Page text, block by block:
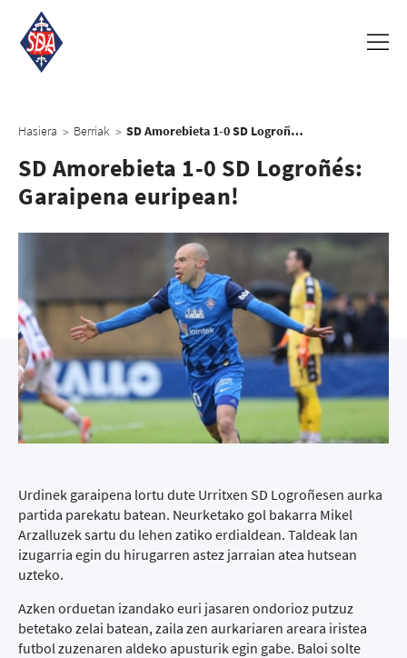
Hasiera > Berriak > SD Amorebieta 1-0 SD Logroñés: Garaipena euripean!
SD Amorebieta 1-0 SD Logroñés:
Garaipena euripean!
Urdinek garaipena lortu dute Urritxen SD Logroñesen aurka
partida parekatu batean. Neurketako gol bakarra Mikel
Arzalluzek sartu du lehen zatiko erdialdean. Taldeak lan
izugarria egin du hirugarren astez jarraian atea hutsean
uzteko.
Azken orduetan izandako euri jasaren ondorioz putzuz
betetako zelai batean, zaila zen aurkariaren areara iristea
futbol zuzenaren aldeko apusturik egin gabe. Baloi solte